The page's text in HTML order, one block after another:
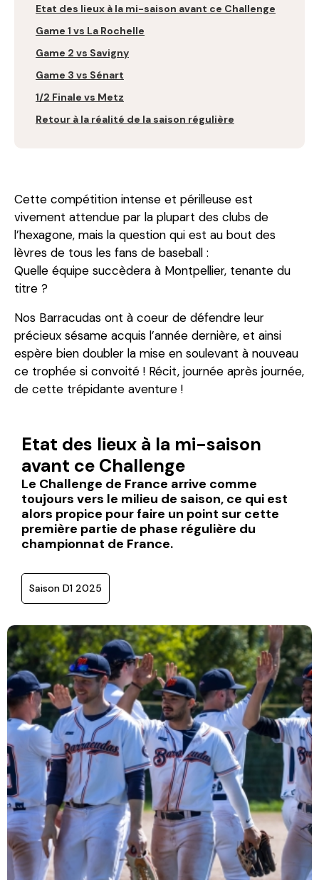
Etat des lieux à la mi-saison avant ce Challenge
Game 1 vs La Rochelle
Game 2 vs Savigny
Game 3 vs Sénart
1/2 Finale vs Metz
Retour à la réalité de la saison régulière
Cette compétition intense et périlleuse est
vivement attendue par la plupart des clubs de
l’hexagone, mais la question qui est au bout des
lèvres de tous les fans de baseball :
Quelle équipe succèdera à Montpellier, tenante du
titre ?
Nos Barracudas ont à coeur de défendre leur
précieux sésame acquis l’année dernière, et ainsi
espère bien doubler la mise en soulevant à nouveau
ce trophée si convoité ! Récit, journée après journée,
de cette trépidante aventure !
Etat des lieux à la mi-saison
avant ce Challenge
Le Challenge de France arrive comme
toujours vers le milieu de saison, ce qui est
alors propice pour faire un point sur cette
première partie de phase régulière du
championnat de France.
Saison D1 2025